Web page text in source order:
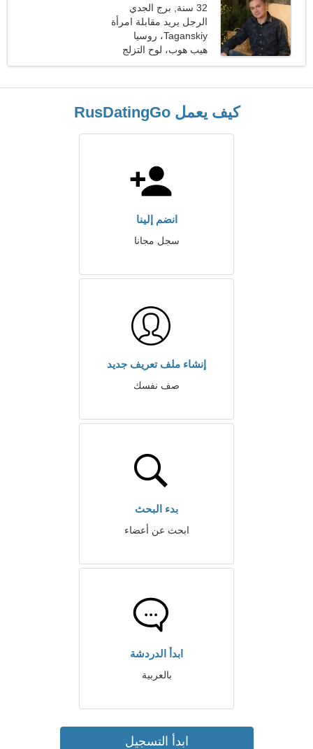
32 سنة, برج الجدي
الرجل يريد مقابلة امرأة
Taganskiy، روسيا
هيب هوب، لوح التزلج
كيف يعمل RusDatingGo
انضم إلينا
سجل مجانا
إنشاء ملف تعريف جديد
صف نفسك
بدء البحث
ابحث عن أعضاء
ابدأ الدردشة
بالعربية
ابدأ التسجيل